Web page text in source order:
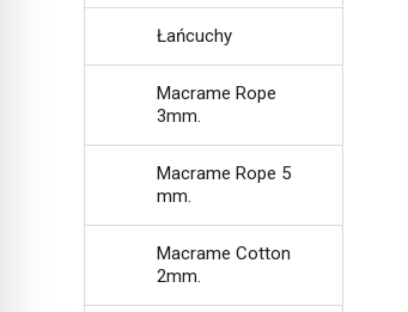
Łańcuchy
Macrame Rope
3mm.
Macrame Rope 5
mm.
Macrame Cotton
2mm.